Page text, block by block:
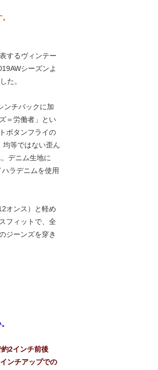
するヴィンテー
シーズンよ
た。
ンチバックに加
＝労働者」とい
ボタンフライの
均等ではない歪ん
デニム生地に
ラデニムを使用
オンス）と軽め
フィットで、全
ジーンズを穿き
2インチ前後
ンチアップでの